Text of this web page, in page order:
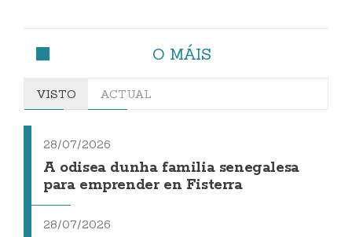
O MÁIS
VISTO ACTUAL
28/07/2026
A odisea dunha familia senegalesa
para emprender en Fisterra
28/07/2026